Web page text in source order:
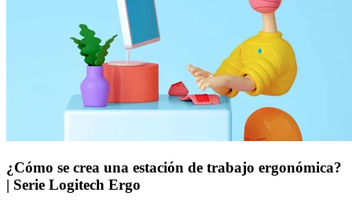
¿Cómo se crea una estación de trabajo ergonómica?
| Serie Logitech Ergo